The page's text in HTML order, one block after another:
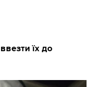
їх до